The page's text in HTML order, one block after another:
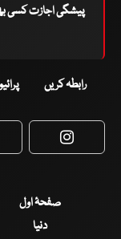
پیشگی اجازت کسی
رابطہ کریں
صفحۂ اول
دنیا